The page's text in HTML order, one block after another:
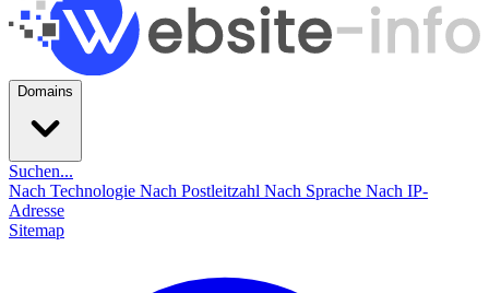
Domains
Suchen...
Nach Technologie Nach Postleitzahl Nach Sprache Nach IP-
Adresse
Sitemap